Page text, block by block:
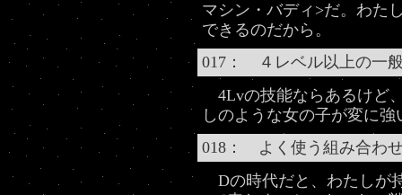
マシン・バディ>だ。わた
できるのだから。
017： ４レベル以上の一
4Lvの技能ならあるけど
しのような女の子が変に
018： よく使う組み合わ
Dの時代だと、わたしが